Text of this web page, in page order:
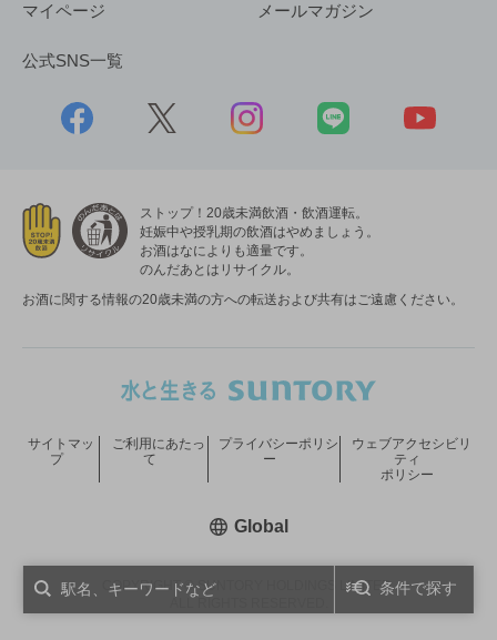
条件で探す
マイページ メールマガジン
公式SNS一覧
ストップ！20歳未満飲酒・飲酒運転。
妊娠中や授乳期の飲酒はやめましょう。
お酒はなによりも適量です。
のんだあとはリサイクル。
お酒に関する情報の20歳未満の方への転送および共有はご遠慮ください。
COPYRIGHT © SUNTORY HOLDINGS LIMITED.
サイトマッ
プ
ご利用にあたっ
て
プライバシーポリシ
ー
ウェブアクセシビリ
ティ
ポリシー
Global新しいウィンドウで開く